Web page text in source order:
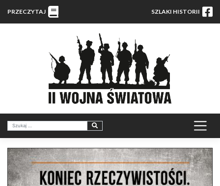
PRZECZYTAJ SZLAKI HISTORII